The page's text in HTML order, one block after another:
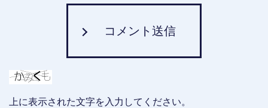
コメント送信
上に表示された文字を入力してください。